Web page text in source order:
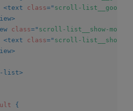
<text class=" scroll-list__goods-
>
class=" scroll-list__show-more
<text class=" scroll-list__show-
>
list>
{